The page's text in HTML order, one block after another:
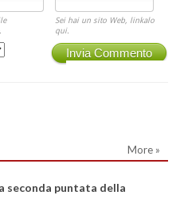
Sei hai un sito Web, linkalo
qui.
Invia Commento
More »
seconda puntata della